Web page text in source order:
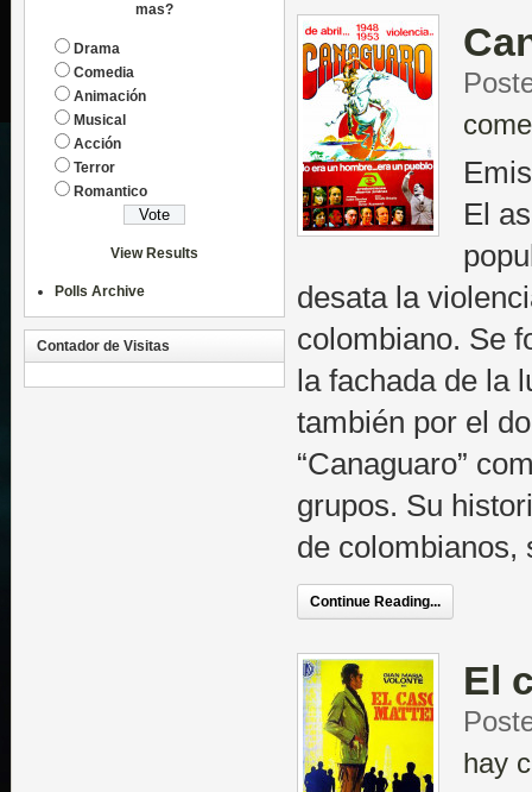
El
desata la
colombiano. Se
la fachada de la
también por el
“Canaguaro”
grupos. Su
de
Continue Reading...
El
hay
mas?
Drama
Comedia
Animación
Musical
Acción
Terror
Romantico
View Results
Polls Archive
Contador de Visitas